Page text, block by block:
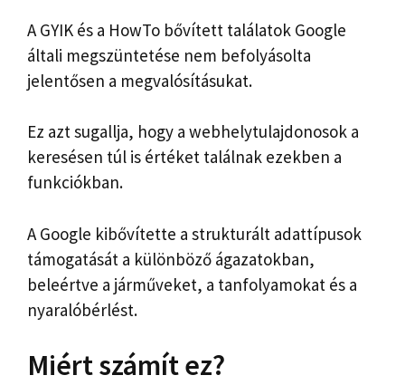
A GYIK és a HowTo bővített találatok Google
általi megszüntetése nem befolyásolta
jelentősen a megvalósításukat.
Ez azt sugallja, hogy a webhelytulajdonosok a
keresésen túl is értéket találnak ezekben a
funkciókban.
A Google kibővítette a strukturált adattípusok
támogatását a különböző ágazatokban,
beleértve a járműveket, a tanfolyamokat és a
nyaralóbérlést.
Miért számít ez?